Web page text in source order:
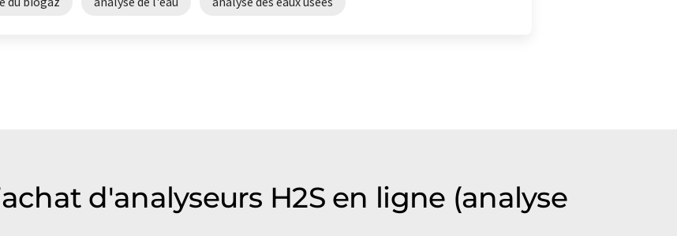
d'analyseurs H2S en ligne (analyse